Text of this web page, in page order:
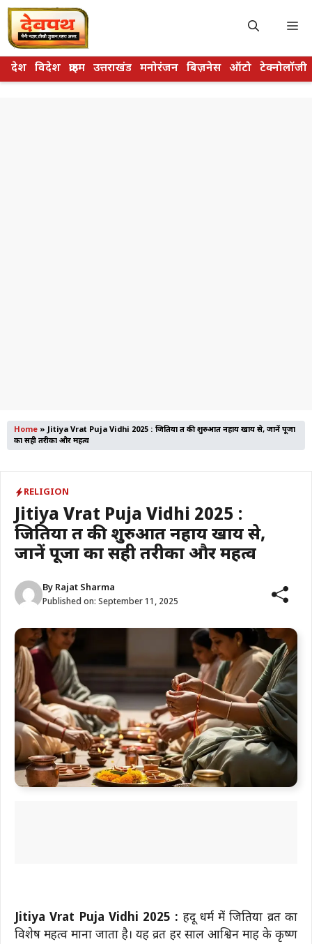
Skip
to
content
देश विदेश क्राइम उत्तराखंड मनोरंजन बिज़नेस ऑटो टेक्नोलॉजी
Home » Jitiya Vrat Puja Vidhi 2025 : जितिया व्रत की शुरुआत नहाय खाय से, जानें पूजा
का सही तरीका और महत्व
RELIGION
Jitiya Vrat Puja Vidhi 2025 :
जितिया व्रत की शुरुआत नहाय खाय से,
जानें पूजा का सही तरीका और महत्व
By Rajat Sharma
Published on: September 11, 2025
Jitiya Vrat Puja Vidhi 2025 : हिंदू धर्म में जितिया व्रत का
विशेष महत्व माना जाता है। यह व्रत हर साल आश्विन माह के कृष्ण